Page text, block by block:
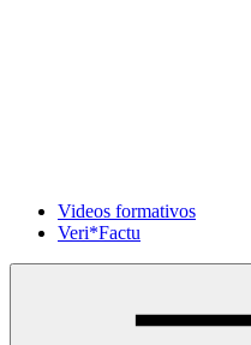
Videos formativos
Veri*Factu